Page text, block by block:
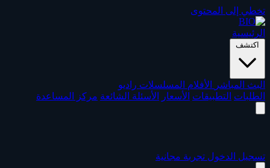
تخطي إلى المحتوى
الرئيسية
اكتشف
البث المباشر الأفلام المسلسلات راديو
الطلبات التطبيقات الأسعار الأسئلة الشائعة مركز المساعدة
تسجيل الدخول تجربة مجانية